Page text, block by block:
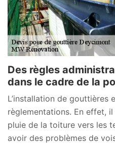
Des règles
dans le cadre de la
L’installation de gouttières
règlementations. En effet, il
pluie de la toiture vers les
avoir des problèmes de